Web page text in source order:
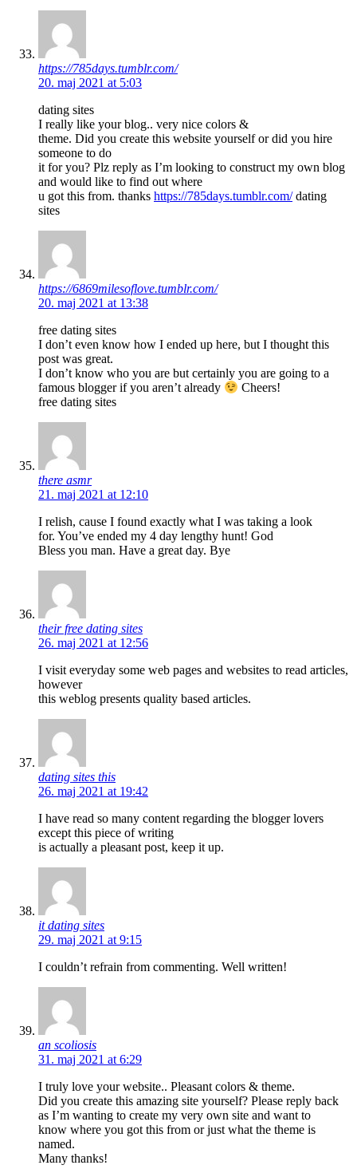
https://785days.tumblr.com/
20. maj 2021 at 5:03
dating sites
I really like your blog.. very nice colors &
theme. Did you create this website yourself or did you hire
someone to do
it for you? Plz reply as I’m looking to construct my own blog
and would like to find out where
u got this from. thanks https://785days.tumblr.com/dating
sites
https://6869milesoflove.tumblr.com/
20. maj 2021 at 13:38
free dating sites
I don’t even know how I ended up here, but I thought this
post was great.
I don’t know who you are but certainly you are going to a
famous blogger if you aren’t already
Cheers!
free dating sites
there asmr
21. maj 2021 at 12:10
I relish, cause I found exactly what I was taking a look
for. You’ve ended my 4 day lengthy hunt! God
Bless you man. Have a great day. Bye
their free dating sites
26. maj 2021 at 12:56
I visit everyday some web pages and websites to read articles,
however
this weblog presents quality based articles.
dating sites this
26. maj 2021 at 19:42
I have read so many content regarding the blogger lovers
except this piece of writing
is actually a pleasant post, keep it up.
it dating sites
29. maj 2021 at 9:15
I couldn’t refrain from commenting. Well written!
an scoliosis
31. maj 2021 at 6:29
I truly love your website.. Pleasant colors & theme.
Did you create this amazing site yourself? Please reply back
as I’m wanting to create my very own site and want to
know where you got this from or just what the theme is
named.
Many thanks!